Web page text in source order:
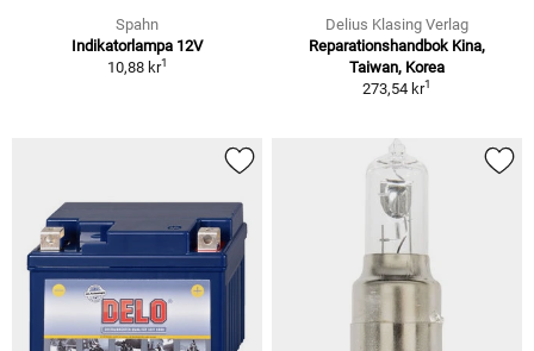
Spahn
Indikatorlampa 12V
10,88 kr1
Delius Klasing Verlag
Reparationshandbok Kina,
Taiwan, Korea
273,54 kr1